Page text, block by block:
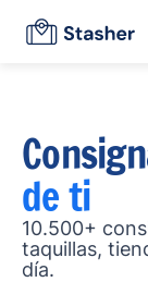
de ti
10.500+
taquillas,
día.